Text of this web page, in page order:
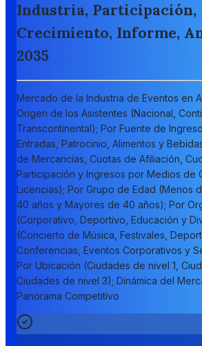
Industria, Participación,
Crecimiento, Informe,
2035
Mercado de la Industria de Eventos en
Origen de los Asistentes (Nacional,
Transcontinental); Por Fuente de
Entradas, Patrocinio, Alimentos y
de Mercancías, Cuotas de Afiliación,
Participación y Ingresos por Medios de
Licencias); Por Grupo de Edad (Menos
40 años y Mayores de 40 años); Por
(Corporativo, Deportivo, Educación y
(Concierto de Música, Festivales,
Conferencias, Eventos Corporativos y
Por Ubicación (Ciudades de nivel 1,
Ciudades de nivel 3); Dinámica del
Panorama Competitivo